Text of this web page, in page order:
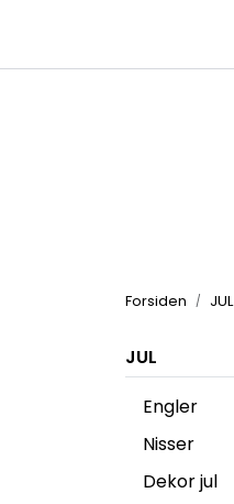
Forsiden JUL
JUL
Engler
Nisser
Dekor jul